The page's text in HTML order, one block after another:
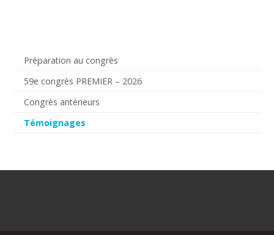
Préparation au congrès
59e congrès PREMIER – 2026
Congrès antérieurs
Témoignages